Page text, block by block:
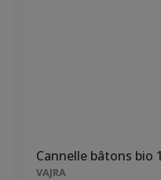
Cannelle bâtons bio
VAJRA